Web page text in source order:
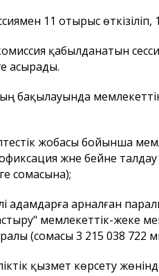
11 отырыс өткізіліп,
комиссия қабылданатын
асырады.
бақылауында
жобасы бойынша
және бейне
сомасына);
адамдарға арналған
мемлекеттік-жеке
(сомасы 3 215 038 722
қызмет көрсету